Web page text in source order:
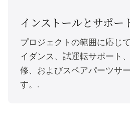
インストールとサポー
プロジェクトの範囲に応じ
イダンス、試運転サポート
修、およびスペアパーツサ
す。.